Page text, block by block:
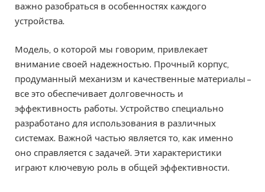
важно разобраться в особенностях каждого
устройства.
Модель, о которой мы говорим, привлекает
внимание своей надежностью. Прочный корпус,
продуманный механизм и качественные материалы –
все это обеспечивает долговечность и
эффективность работы. Устройство специально
разработано для использования в различных
системах. Важной частью является то, как именно
оно справляется с задачей. Эти характеристики
играют ключевую роль в общей эффективности.